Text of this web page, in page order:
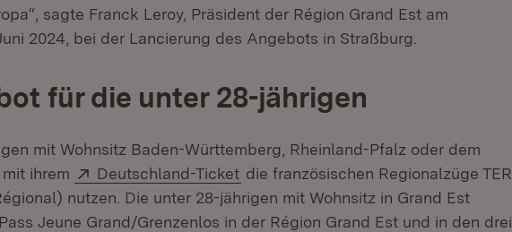
sagte Franck Leroy, Präsident der Région Grand Est am
2024, bei der Lancierung des Angebots in Straßburg.
für die unter 28-jährigen
mit Wohnsitz Baden-Württemberg, Rheinland-Pfalz oder dem
ihrem
Extern:
Deutschland-Ticket (Öffnet in neuem Fenster)
die französischen Regionalzüge TER
nutzen. Die unter 28-jährigen mit Wohnsitz in Grand Est
Jeune Grand/Grenzenlos in der Région Grand Est und in den drei